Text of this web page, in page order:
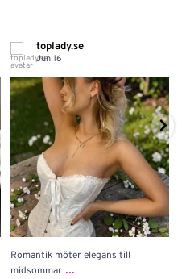
toplady.se
Jun 16
Romantik möter elegans till
midsommar ...